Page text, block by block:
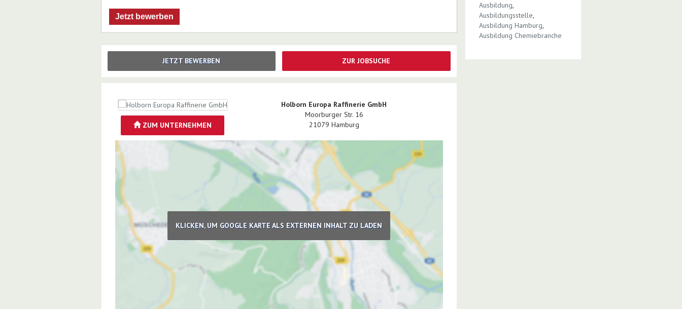
Jetzt bewerben
JETZT BEWERBEN ZUR JOBSUCHE
ZUM UNTERNEHMEN
Holborn Europa Raffinerie GmbH
Moorburger Str. 16
21079 Hamburg
KLICKEN, UM GOOGLE KARTE ALS EXTERNEN INHALT ZU LADEN
Ausbildung,
Ausbildungsstelle,
Ausbildung Hamburg,
Ausbildung Chemiebranche